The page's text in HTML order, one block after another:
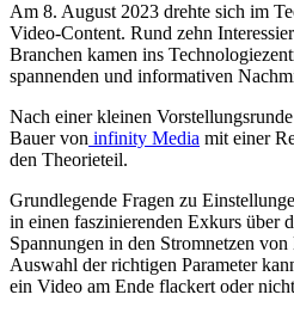
Am 8. August 2023 drehte sich im
Video-Content. Rund zehn
Branchen kamen ins
spannenden und informativen
Nach einer kleinen
Bauer von infinity Media mit einer
den Theorieteil.
Grundlegende Fragen zu
in einen faszinierenden Exkurs über
Spannungen in den Stromnetzen
Auswahl der richtigen Parameter
ein Video am Ende flackert oder